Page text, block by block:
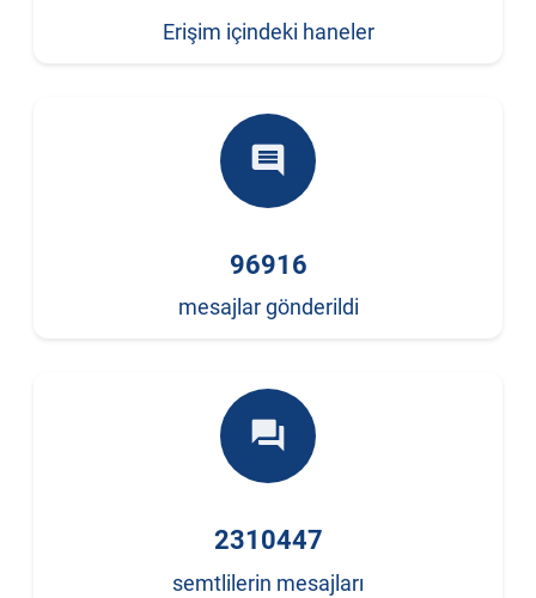
Erişim içindeki haneler
comment
96916
mesajlar gönderildi
forum
2310447
semtlilerin mesajları